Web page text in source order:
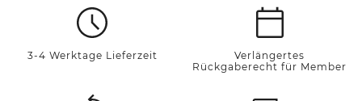
3-4 Werktage Lieferzeit
Verlängertes
Rückgaberecht für Member